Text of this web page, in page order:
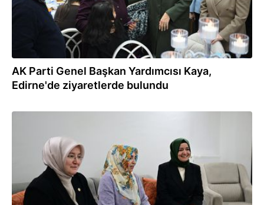
AK Parti Genel Başkan Yardımcısı Kaya,
Edirne'de ziyaretlerde bulundu